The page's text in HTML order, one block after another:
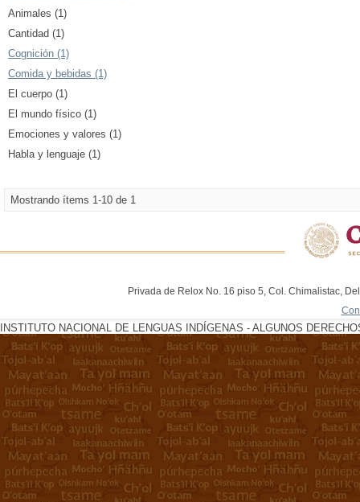
Animales (1)
Cantidad (1)
Cognición (1)
Comida y bebidas (1)
El cuerpo (1)
El mundo físico (1)
Emociones y valores (1)
Habla y lenguaje (1)
Mostrando ítems 1-10 de 1
Privada de Relox No. 16 piso 5, Col. Chimalistac,
INSTITUTO NACIONAL DE LENGUAS INDÍGENAS - ALGUNOS